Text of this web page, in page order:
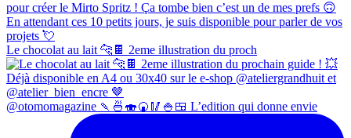
Le chocolat au lait 🐆🍫 2eme illustration du proch
@otomomagazine 🍡🍜🍣🍘🥢🍚🍱 L’edition qui donne envie